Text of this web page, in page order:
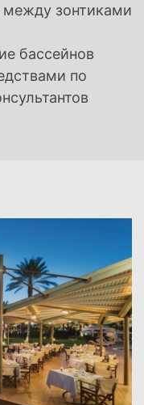
между зонтиками
бассейнов
по